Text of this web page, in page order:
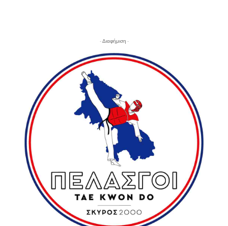
- Διαφήμιση -